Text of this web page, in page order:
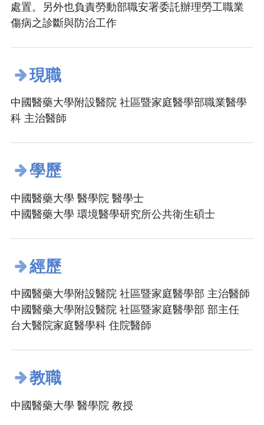
處置。另外也負責勞動部職安署委託辦理勞工職業
傷病之診斷與防治工作
現職
中國醫藥大學附設醫院 社區暨家庭醫學部職業醫學
科 主治醫師
學歷
中國醫藥大學 醫學院 醫學士
中國醫藥大學 環境醫學研究所公共衛生碩士
經歷
中國醫藥大學附設醫院 社區暨家庭醫學部 主治醫師
中國醫藥大學附設醫院 社區暨家庭醫學部 部主任
台大醫院家庭醫學科 住院醫師
教職
中國醫藥大學 醫學院 教授